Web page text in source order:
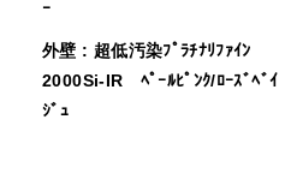
ｰ
外壁 : 超低汚染ﾌﾟﾗﾁﾅﾘﾌｧｲﾝ
2000Si-IR ﾍﾟｰﾙﾋﾟﾝｸ/ﾛｰｽﾞﾍﾞｲ
ｼﾞｭ